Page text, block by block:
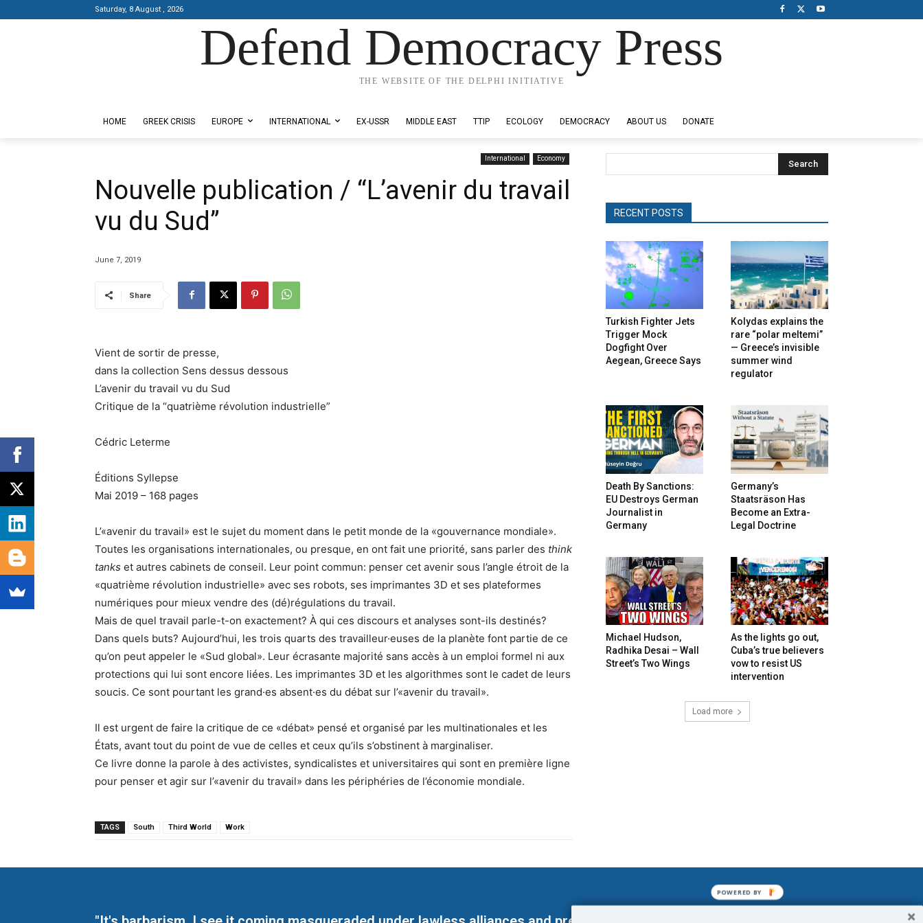
Saturday, 8 August , 2026
Defend Democracy Press
THE WEBSITE OF THE DELPHI INITIATIVE
HOME GREEK CRISIS EUROPE INTERNATIONAL EX-USSR MIDDLE EAST TTIP ECOLOGY DEMOCRACY ABOUT US DONATE
International Economy
Nouvelle publication / “L’avenir du travail
vu du Sud”
June 7, 2019
Share
Vient de sortir de presse,
dans la collection Sens dessus dessous
L’avenir du travail vu du Sud
Critique de la “quatrième révolution industrielle”
Cédric Leterme
Éditions Syllepse
Mai 2019 – 168 pages
L’«avenir du travail» est le sujet du moment dans le petit monde de la «gouvernance mondiale».
Toutes les organisations internationales, ou presque, en ont fait une priorité, sans parler des think
tanks et autres cabinets de conseil. Leur point commun: penser cet avenir sous l’angle étroit de la
«quatrième révolution industrielle» avec ses robots, ses imprimantes 3D et ses plateformes
numériques pour mieux vendre des (dé)régulations du travail.
Mais de quel travail parle-t-on exactement? À qui ces discours et analyses sont-ils destinés?
Dans quels buts? Aujourd’hui, les trois quarts des travailleur·euses de la planète font partie de ce
qu’on peut appeler le «Sud global». Leur écrasante majorité sans accès à un emploi formel ni aux
protections qui lui sont encore liées. Les imprimantes 3D et les algorithmes sont le cadet de leurs
soucis. Ce sont pourtant les grand·es absent·es du débat sur l’«avenir du travail».
Il est urgent de faire la critique de ce «débat» pensé et organisé par les multinationales et les
États, avant tout du point de vue de celles et ceux qu’ils s’obstinent à marginaliser.
Ce livre donne la parole à des activistes, syndicalistes et universitaires qui sont en première ligne
pour penser et agir sur l’«avenir du travail» dans les périphéries de l’économie mondiale.
TAGS South Third World Work
Search
RECENT POSTS
Turkish Fighter Jets
Trigger Mock
Dogfight Over
Aegean, Greece Says
Kolydas explains the
rare “polar meltemi”
— Greece’s invisible
summer wind
regulator
Death By Sanctions:
EU Destroys German
Journalist in
Germany
Germany’s
Staatsräson Has
Become an Extra-
Legal Doctrine
Michael Hudson,
Radhika Desai – Wall
Street’s Two Wings
As the lights go out,
Cuba’s true believers
vow to resist US
intervention
Load more
POWERED BY